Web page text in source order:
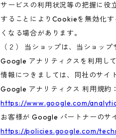
サービスの利用状況等の把握に役
することによりCookieを無効化
くなる場合があります。
（２） 当ショップは、当ショッ
Google アナリティクスを利用し
情報につきましては、同社のサイ
Google アナリティクス 利用規約：
https://www.google.com/
お客様が Google パートナーのサ
https://policies.google.com/